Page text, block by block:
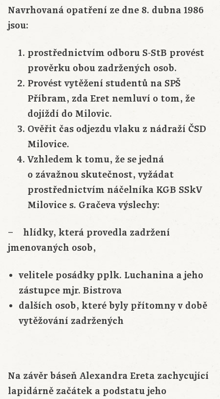
Navrhovaná opatření ze dne 8. dubna 1986
jsou:
prostřednictvím odboru S-StB provést
prověrku obou zadržených osob.
Provést vytěžení studentů na SPŠ
Příbram, zda Eret nemluví o tom, že
dojíždí do Milovic.
Ověřit čas odjezdu vlaku z nádraží ČSD
Milovice.
Vzhledem k tomu, že se jedná
o závažnou skutečnost, vyžádat
prostřednictvím náčelníka KGB SSkV
Milovice s. Gračeva výslechy:
– hlídky, která provedla zadržení
jmenovaných osob,
velitele posádky pplk. Luchanina a jeho
zástupce mjr. Bistrova
dalších osob, které byly přítomny v době
vytěžování zadržených
Na závěr báseň Alexandra Ereta zachycující
lapidárně začátek a podstatu jeho